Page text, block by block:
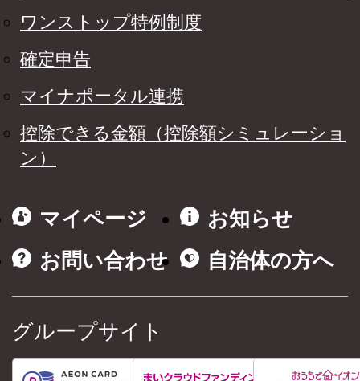
ワンストップ特例制度
確定申告
マイナポータル連携
控除できる金額（控除額シミュレーショ
ン）
マイページ
お知らせ
お問い合わせ
自治体の方へ
グループサイト